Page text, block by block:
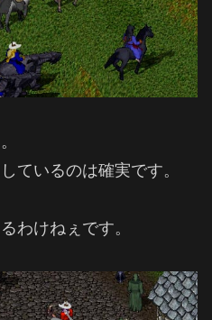
ているのは確実です。
わけねぇです。